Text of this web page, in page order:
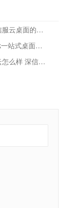
企业选择深信服云桌面的原因是什么？
深信服aDesk一站式桌面云方案的作用
深信服桌面云怎么样 深信服云桌面优势